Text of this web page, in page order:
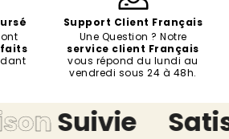
Support Client Français
Une Question ? Notre
service client Français
vous répond du lundi au
vendredi sous 24 à 48h.
Suivie